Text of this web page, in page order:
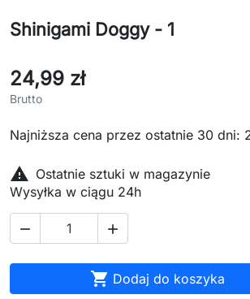
Shinigami Doggy - 1
24,99 zł
Brutto
Najniższa cena przez ostatnie 30 dni:
 Ostatnie sztuki w magazynie
Wysyłka w ciągu 24h
 
 Dodaj do koszyka